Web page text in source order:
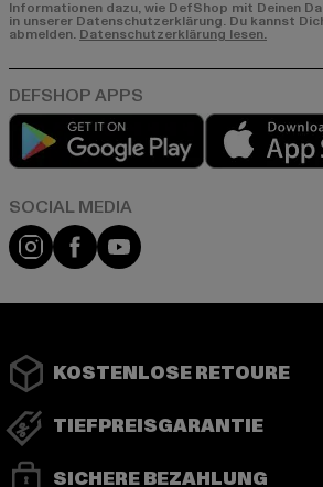
Informationen dazu, wie DefShop mit Deinen
in unserer Datenschutzerklärung. Du kannst
abmelden. Datenschutzerklärung lesen.
Play market
Instagram
FacebookYouTube
KOSTENLOSE RETOURE
TIEFPREISGARANTIE
SICHERE BEZAHLUNG